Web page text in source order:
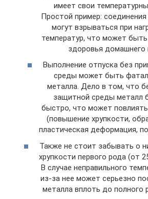
имеет свои
Простой пример:
могут взрываться при
температур, что может
здоровья домашнего
Выполнение отпуска без
среды может быть
металла. Дело в том, что
защитной среды металл
быстро, что может
(повышение хрупкости,
пластическая деформация,
Также не стоит забывать о
хрупкости первого рода (от
В случае неправильного
из-за нее может серьезно
металла вплоть до полного